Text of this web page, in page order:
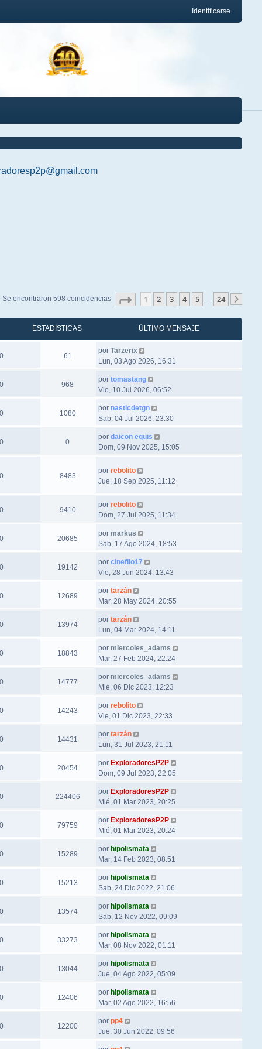
Identificarse
Se encontraron 598 coincidencias Página1 de 24
1 2 3 4 5 … 24
ESTADÍSTICAS ÚLTIMO MENSAJE
0 61
por Tarzerix
Lun, 03 Ago 2026, 16:31
0 968
por tomastang
Vie, 10 Jul 2026, 06:52
0 1080
por nasticdetgn
Sab, 04 Jul 2026, 23:30
0 0
por daicon equis
Dom, 09 Nov 2025, 15:05
0 8483
por rebolito
Jue, 18 Sep 2025, 11:12
0 9410
por rebolito
Dom, 27 Jul 2025, 11:34
0 20685
por markus
Sab, 17 Ago 2024, 18:53
0 19142
por cinefilo17
Vie, 28 Jun 2024, 13:43
0 12689
por tarzán
Mar, 28 May 2024, 20:55
0 13974
por tarzán
Lun, 04 Mar 2024, 14:11
0 18843
por miercoles_adams
Mar, 27 Feb 2024, 22:24
0 14777
por miercoles_adams
Mié, 06 Dic 2023, 12:23
0 14243
por rebolito
Vie, 01 Dic 2023, 22:33
0 14431
por tarzán
Lun, 31 Jul 2023, 21:11
0 20454
por ExploradoresP2P
Dom, 09 Jul 2023, 22:05
0 224406
por ExploradoresP2P
Mié, 01 Mar 2023, 20:25
0 79759
por ExploradoresP2P
Mié, 01 Mar 2023, 20:24
0 15289
por hipolismata
Mar, 14 Feb 2023, 08:51
0 15213
por hipolismata
Sab, 24 Dic 2022, 21:06
0 13574
por hipolismata
Sab, 12 Nov 2022, 09:09
0 33273
por hipolismata
Mar, 08 Nov 2022, 01:11
0 13044
por hipolismata
Jue, 04 Ago 2022, 05:09
0 12406
por hipolismata
Mar, 02 Ago 2022, 16:56
0 12200
por pp4
Jue, 30 Jun 2022, 09:56